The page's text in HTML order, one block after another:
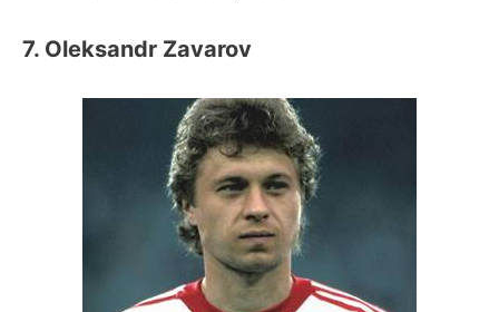
7. Oleksandr Zavarov